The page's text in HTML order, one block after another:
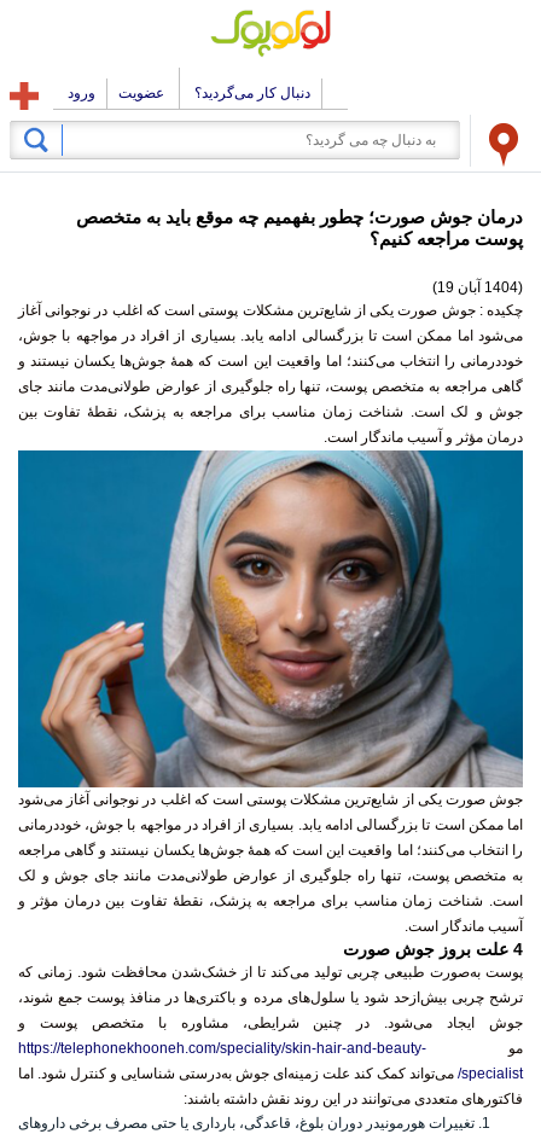
دنبال کار می‌گردید؟ عضویت ورود
درمان جوش صورت؛ چطور بفهمیم چه موقع باید به متخصص
پوست مراجعه کنیم؟
(1404 آبان 19)
چکیده :جوش صورت یکی از شایع‌ترین مشکلات پوستی است که اغلب در نوجوانی آغاز
می‌شود اما ممکن است تا بزرگسالی ادامه یابد. بسیاری از افراد در مواجهه با جوش،
خوددرمانی را انتخاب می‌کنند؛ اما واقعیت این است که همهٔ جوش‌ها یکسان نیستند و
گاهی مراجعه به متخصص پوست، تنها راه جلوگیری از عوارض طولانی‌مدت مانند جای
جوش و لک است. شناخت زمان مناسب برای مراجعه به پزشک، نقطهٔ تفاوت بین
درمان مؤثر و آسیب ماندگار است.
جوش صورت یکی از شایع‌ترین مشکلات پوستی است که اغلب در نوجوانی آغاز می‌شود
اما ممکن است تا بزرگسالی ادامه یابد. بسیاری از افراد در مواجهه با جوش، خوددرمانی
را انتخاب می‌کنند؛ اما واقعیت این است که همهٔ جوش‌ها یکسان نیستند و گاهی مراجعه
به متخصص پوست، تنها راه جلوگیری از عوارض طولانی‌مدت مانند جای جوش و لک
است. شناخت زمان مناسب برای مراجعه به پزشک، نقطهٔ تفاوت بین درمان مؤثر و
آسیب ماندگار است.
4 علت بروز جوش صورت
پوست به‌صورت طبیعی چربی تولید می‌کند تا از خشک‌شدن محافظت شود. زمانی که
ترشح چربی بیش‌ازحد شود یا سلول‌های مرده و باکتری‌ها در منافذ پوست جمع شوند،
جوش ایجاد می‌شود. در چنین شرایطی، مشاوره با متخصص پوست و
مو https://telephonekhooneh.com/speciality/skin-hair-and-beauty-
specialist/ می‌تواند کمک کند علت زمینه‌ای جوش به‌درستی شناسایی و کنترل شود. اما
فاکتورهای متعددی می‌توانند در این روند نقش داشته باشند:
تغییرات هورمونیدر دوران بلوغ، قاعدگی، بارداری یا حتی مصرف برخی داروهای